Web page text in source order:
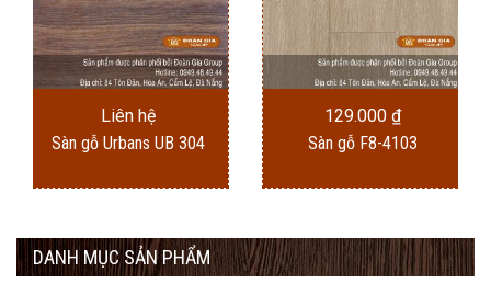
Liên hệ
Sàn gỗ Urbans UB 304
129.000 ₫
Sàn gỗ F8-4103
DANH MỤC SẢN PHẨM